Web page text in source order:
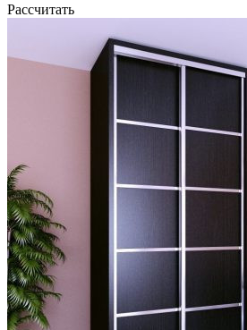
Рассчитать